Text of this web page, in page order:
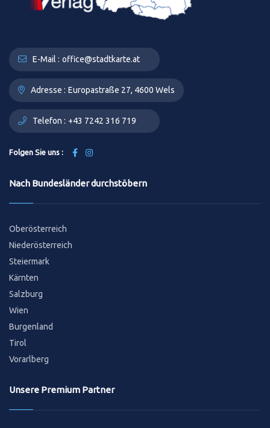
E-Mail : office@stadtkarte.at
Adresse : Europastraße 27, 4600 Wels
Telefon : +43 7242 316 719
Folgen Sie uns :
Nach Bundesländer durchstöbern
Oberösterreich
Niederösterreich
Steiermark
Kärnten
Salzburg
Wien
Burgenland
Tirol
Vorarlberg
Unsere Premium Partner